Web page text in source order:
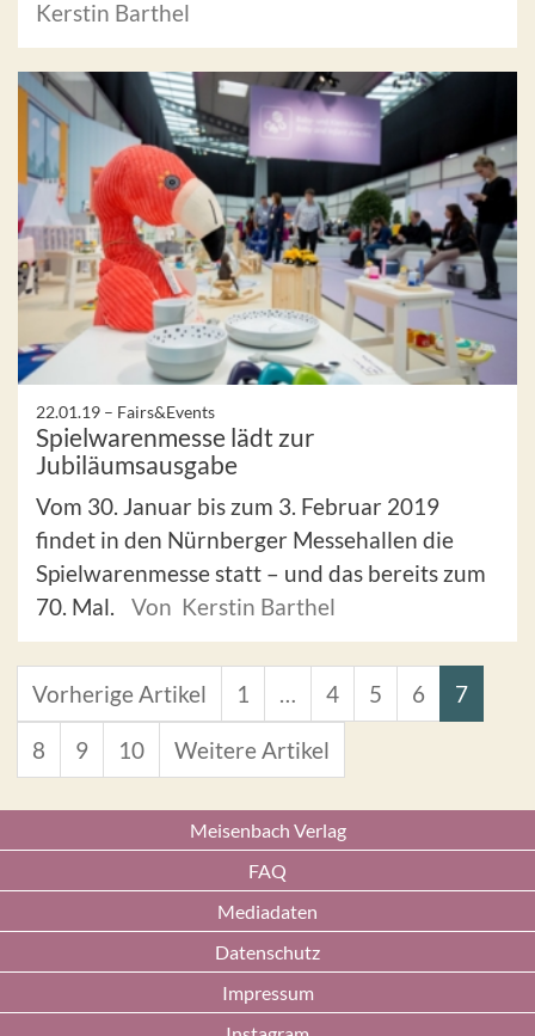
Kerstin Barthel
22.01.19 – Fairs&Events
Spielwarenmesse lädt zur
Jubiläumsausgabe
Vom 30. Januar bis zum 3. Februar 2019
findet in den Nürnberger Messehallen die
Spielwarenmesse statt – und das bereits zum
70. Mal.
Von Kerstin Barthel
Vorherige Artikel 1 … 4 5 6 7
8 9 10 Weitere Artikel
Meisenbach Verlag
FAQ
Mediadaten
Datenschutz
Impressum